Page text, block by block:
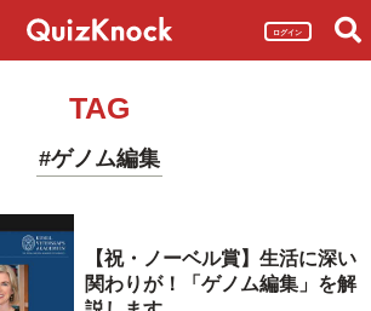
ログイン
TAG
#ゲノム編集
【祝・ノーベル賞】生活に深い
関わりが！「ゲノム編集」を解